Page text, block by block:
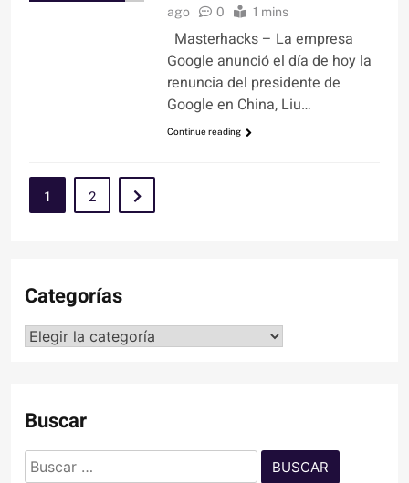
ago
0 1 mins
Masterhacks – La empresa
Google anunció el día de hoy la
renuncia del presidente de
Google en China, Liu…
Continue reading
1 2
Categorías
Categorías
Buscar
Buscar: